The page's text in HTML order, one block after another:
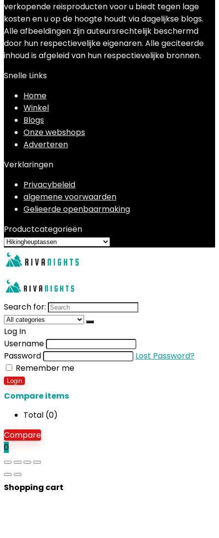
verkopende reisproducten voor u biedt tegen lage
kosten en u op de hoogte houdt via dagelijkse blogs.
Alle afbeeldingen zijn auteursrechtelijk beschermd
door hun respectievelijke eigenaren. Alle geciteerde
inhoud is afgeleid van hun respectievelijke bronnen.
Snelle Links
Home
Winkel
Blogs
Onze webshops
Adverteren
Verklaringen
Privacybeleid
algemene voorwaarden
Gelieerde openbaarmaking
Productcategorieën
Search for:
Log In
Username
Password
Lost Password?
Remember me
Login
Compare items
Total (0)
Compare
0
Shopping cart